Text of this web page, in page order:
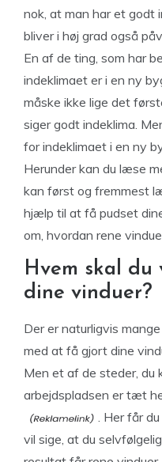
nok, at man har et godt
bliver i høj grad også
En af de ting, som har
indeklimaet er i en ny
måske ikke lige det
siger godt indeklima.
for indeklimaet i en ny
Herunder kan du læse
kan først og fremmest
hjælp til at få pudset
om, hvordan rene
Hvem skal
dine vinduer?
Der er naturligvis
med at få gjort dine
Men et af de steder, du
arbejdspladsen er tæt
. Her får
vil sige, at du